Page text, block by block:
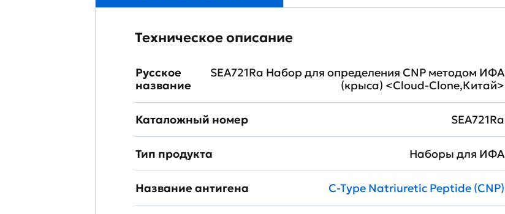
Техническое описание
Русское
название
SEA721Ra Набор для определения CNP методом ИФА
(крыса) <Cloud-Clone,Китай>
Каталожный номер SEA721Ra
Тип продукта Наборы для ИФА
Название антигена C-Type Natriuretic Peptide (CNP)